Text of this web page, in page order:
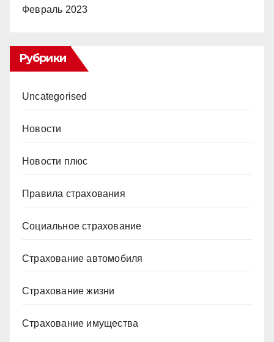
Февраль 2023
Рубрики
Uncategorised
Новости
Новости плюс
Правила страхования
Социальное страхование
Страхование автомобиля
Страхование жизни
Страхование имущества